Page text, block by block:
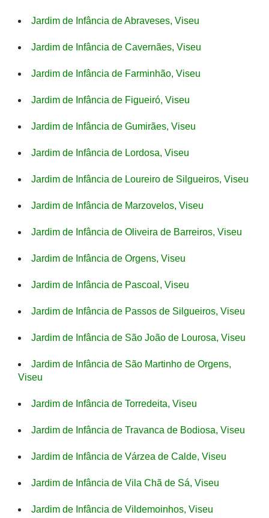
Jardim de Infância de Abraveses, Viseu
Jardim de Infância de Cavernães, Viseu
Jardim de Infância de Farminhão, Viseu
Jardim de Infância de Figueiró, Viseu
Jardim de Infância de Gumirães, Viseu
Jardim de Infância de Lordosa, Viseu
Jardim de Infância de Loureiro de Silgueiros, Viseu
Jardim de Infância de Marzovelos, Viseu
Jardim de Infância de Oliveira de Barreiros, Viseu
Jardim de Infância de Orgens, Viseu
Jardim de Infância de Pascoal, Viseu
Jardim de Infância de Passos de Silgueiros, Viseu
Jardim de Infância de São João de Lourosa, Viseu
Jardim de Infância de São Martinho de Orgens,
Viseu
Jardim de Infância de Torredeita, Viseu
Jardim de Infância de Travanca de Bodiosa, Viseu
Jardim de Infância de Várzea de Calde, Viseu
Jardim de Infância de Vila Chã de Sá, Viseu
Jardim de Infância de Vildemoinhos, Viseu